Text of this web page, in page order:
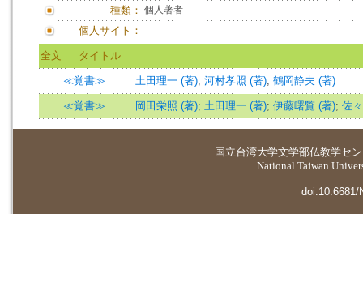
種類： 個人著者
個人サイト：
全文 タイトル
≪覚書≫ 土田理一 (著); 河村孝照 (著); 鶴岡静夫 (著)
≪覚書≫ 岡田栄照 (著); 土田理一 (著); 伊藤曙覧 (著); 佐
国立台湾大学文学部仏教学セ
National Taiwan
doi:10.6681/